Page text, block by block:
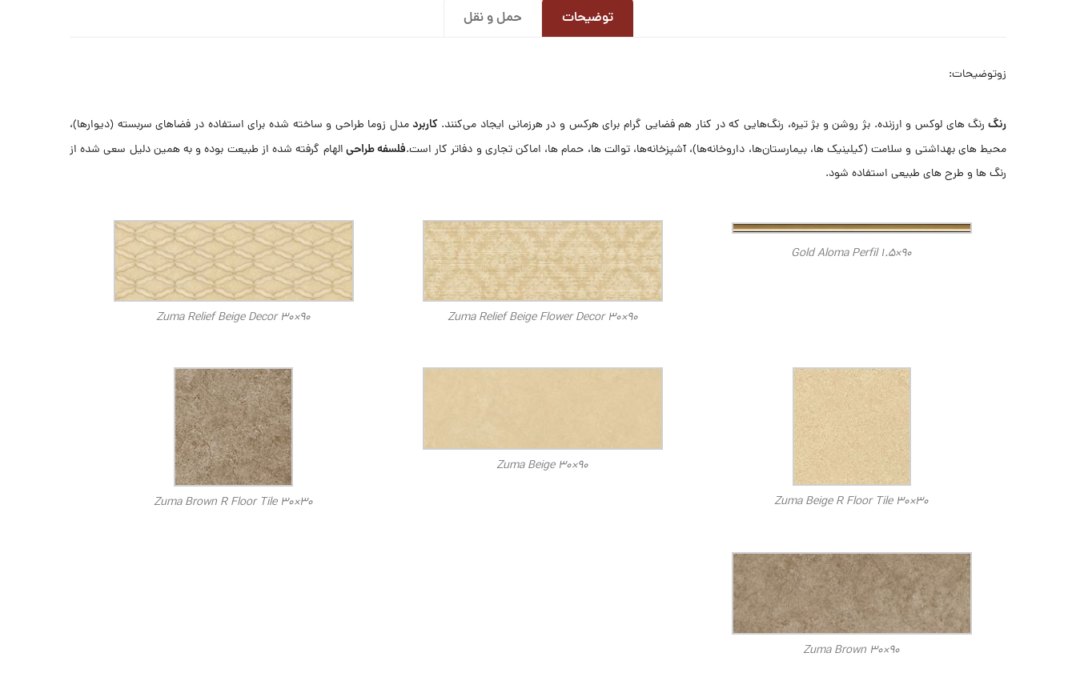
توضیحات حمل و نقل
زوتوضیحات:
رنگ رنگ های لوکس و ارزنده. بژ روشن و بژ تیره، رنگ‌هایی که در کنار هم فضایی گرام برای هرکس و در هرزمانی ایجاد می‌کنند.کاربرد مدل زوما طراحی و ساخته شده برای استفاده در فضاهای سربسته (دیوارها)،
محیط های بهداشتی و سلامت (کیلینیک ها، بیمارستان‌ها، داروخانه‌ها)، آشپزخانه‌ها، توالت ها، حمام ها، اماکن تجاری و دفاتر کار است.فلسفه طراحیالهام گرفته شده از طبیعت بوده و به همین دلیل سعی شده از
رنگ ها و طرح های طبیعی استفاده شود.
Gold Aloma Perfil 1.5×90
Zuma Relief Beige Flower Decor 30×90
Zuma Relief Beige Decor 30×90
Zuma Beige R Floor Tile 30×30
Zuma Beige 30×90
Zuma Brown R Floor Tile 30×30
Zuma Brown 30×90